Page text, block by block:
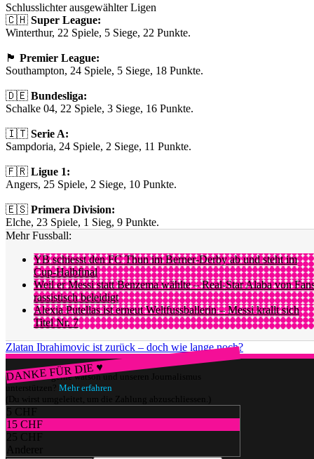
Schlusslichter ausgewählter Ligen
🇨🇭 Super League:
Winterthur, 22 Spiele, 5 Siege, 22 Punkte.
🏴󠁧󠁢󠁥󠁮󠁧󠁿 Premier League:
Southampton, 24 Spiele, 5 Siege, 18 Punkte.
🇩🇪 Bundesliga:
Schalke 04, 22 Spiele, 3 Siege, 16 Punkte.
🇮🇹 Serie A:
Sampdoria, 24 Spiele, 2 Siege, 11 Punkte.
🇫🇷 Ligue 1:
Angers, 25 Spiele, 2 Siege, 10 Punkte.
🇪🇸 Primera Division:
Elche, 23 Spiele, 1 Sieg, 9 Punkte.
Mehr Fussball:
YB schiesst den FC Thun im Berner-Derby ab und steht im
Cup-Halbfinal
Weil er Messi statt Benzema wählte – Real-Star Alaba von
rassistisch beleidigt
Alexia Putellas ist erneut Weltfussballerin – Messi krallt sich
Titel Nr. 7
Zlatan Ibrahimovic ist zurück – doch wie lange noch?
DANKE FÜR DIE ♥
Würdest du gerne watson und unseren Journalismus
unterstützen? Mehr erfahren
(Du wirst umgeleitet, um die Zahlung abzuschliessen.)
5 CHF
15 CHF
25 CHF
Anderer